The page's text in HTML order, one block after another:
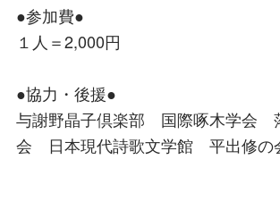
●参加費●
１人＝2,000円
●協力・後援●
与謝野晶子倶楽部 国際啄木学会
会 日本現代詩歌文学館 平出修の